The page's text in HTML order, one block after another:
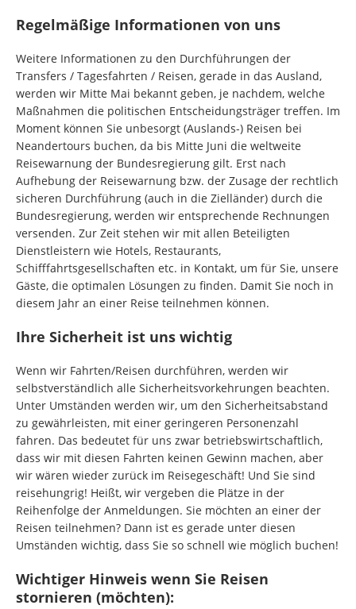
Regelmäßige Informationen von uns
Weitere Informationen zu den Durchführungen der
Transfers / Tagesfahrten / Reisen, gerade in das Ausland,
werden wir Mitte Mai bekannt geben, je nachdem, welche
Maßnahmen die politischen Entscheidungsträger treffen. Im
Moment können Sie unbesorgt (Auslands-) Reisen bei
Neandertours buchen, da bis Mitte Juni die weltweite
Reisewarnung der Bundesregierung gilt. Erst nach
Aufhebung der Reisewarnung bzw. der Zusage der rechtlich
sicheren Durchführung (auch in die Zielländer) durch die
Bundesregierung, werden wir entsprechende Rechnungen
versenden. Zur Zeit stehen wir mit allen Beteiligten
Dienstleistern wie Hotels, Restaurants,
Schifffahrtsgesellschaften etc. in Kontakt, um für Sie, unsere
Gäste, die optimalen Lösungen zu finden. Damit Sie noch in
diesem Jahr an einer Reise teilnehmen können.
Ihre Sicherheit ist uns wichtig
Wenn wir Fahrten/Reisen durchführen, werden wir
selbstverständlich alle Sicherheitsvorkehrungen beachten.
Unter Umständen werden wir, um den Sicherheitsabstand
zu gewährleisten, mit einer geringeren Personenzahl
fahren. Das bedeutet für uns zwar betriebswirtschaftlich,
dass wir mit diesen Fahrten keinen Gewinn machen, aber
wir wären wieder zurück im Reisegeschäft! Und Sie sind
reisehungrig! Heißt, wir vergeben die Plätze in der
Reihenfolge der Anmeldungen. Sie möchten an einer der
Reisen teilnehmen? Dann ist es gerade unter diesen
Umständen wichtig, dass Sie so schnell wie möglich buchen!
Wichtiger Hinweis wenn Sie Reisen
stornieren (möchten):